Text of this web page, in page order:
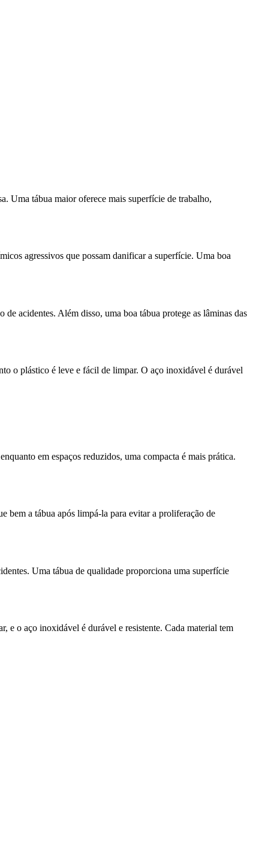
Uma tábua maior oferece mais superfície de trabalho,
agressivos que possam danificar a superfície. Uma boa
acidentes. Além disso, uma boa tábua protege as lâminas das
o plástico é leve e fácil de limpar. O aço inoxidável é durável
em espaços reduzidos, uma compacta é mais prática.
bem a tábua após limpá-la para evitar a proliferação de
Uma tábua de qualidade proporciona uma superfície
e o aço inoxidável é durável e resistente. Cada material tem